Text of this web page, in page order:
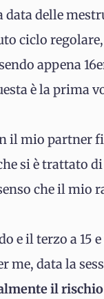
data delle
ciclo
appena
è la prima
il mio partner
si è trattato
che il mio
e il terzo a 15
me, data la
il rischio